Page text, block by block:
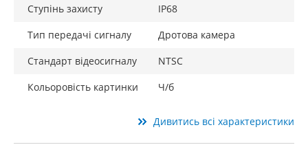
Ступінь захисту
IP68
Тип передачі сигналу
Дротова камера
Стандарт відеосигналу
NTSC
Кольоровість картинки
Ч/б
Дивитись всі характеристики